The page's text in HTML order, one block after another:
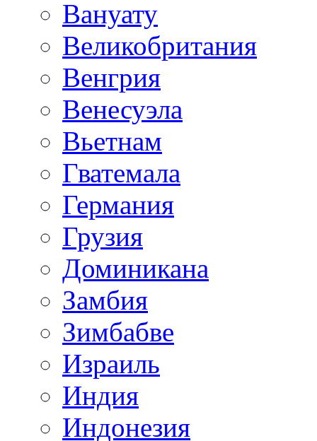
Вануату
Великобритания
Венгрия
Венесуэла
Вьетнам
Гватемала
Германия
Грузия
Доминикана
Замбия
Зимбабве
Израиль
Индия
Индонезия